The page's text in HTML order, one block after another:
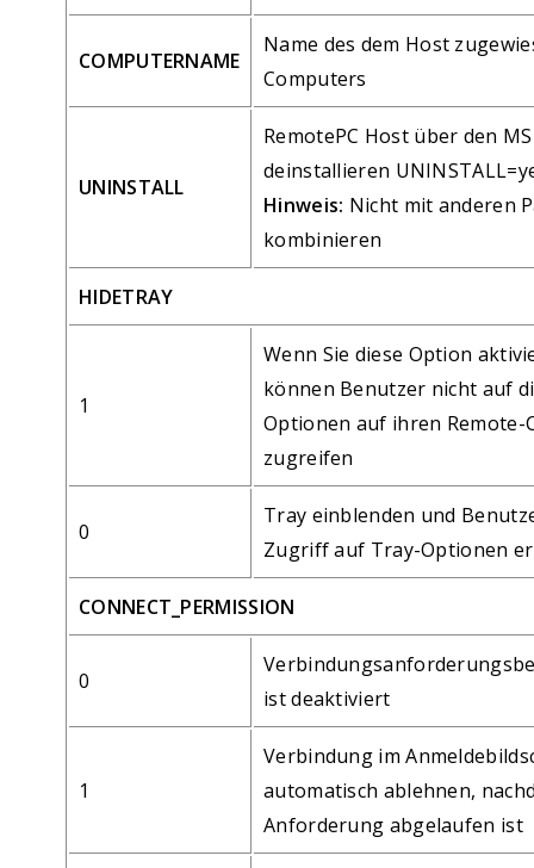
COMPUTERNAME
Name des dem Host
Computers
UNINSTALL
RemotePC Host über den
deinstallieren
Hinweis: Nicht mit anderen
kombinieren
HIDETRAY
1
Wenn Sie diese Option
können Benutzer nicht auf
Optionen auf ihren Remote-
zugreifen
0
Tray einblenden und
Zugriff auf Tray-Optionen
CONNECT_PERMISSION
0
ist deaktiviert
1
Verbindung im
automatisch ablehnen,
Anforderung abgelaufen ist